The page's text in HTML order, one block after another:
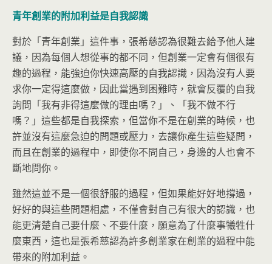
青年創業的附加利益是自我認識
對於「青年創業」這件事，張希慈認為很難去給予他人建
議，因為每個人想從事的都不同，但創業一定會有個很有
趣的過程，能強迫你快速高壓的自我認識，因為沒有人要
求你一定得這麼做，因此當遇到困難時，就會反覆的自我
詢問「我有非得這麼做的理由嗎？」、「我不做不行
嗎？」這些都是自我探索，但當你不是在創業的時候，也
許並沒有這麼急迫的問題或壓力，去讓你產生這些疑問，
而且在創業的過程中，即使你不問自己，身邊的人也會不
斷地問你。
雖然這並不是一個很舒服的過程，但如果能好好地撐過，
好好的與這些問題相處，不僅會對自己有很大的認識，也
能更清楚自己要什麼、不要什麼，願意為了什麼事犧牲什
麼東西，這也是張希慈認為許多創業家在創業的過程中能
帶來的附加利益。